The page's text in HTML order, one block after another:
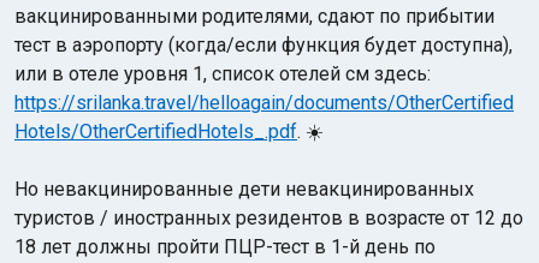
вакцинированными родителями, сдают по прибытии
тест в аэропорту (когда/если функция будет доступна),
или в отеле уровня 1, список отелей см здесь:
https://srilanka.travel/helloagain/documents/OtherCertified
Hotels/OtherCertifiedHotels_.pdf. ☀️
Но невакцинированные дети невакцинированных
туристов / иностранных резидентов в возрасте от 12 до
18 лет должны пройти ПЦР-тест в 1-й день по